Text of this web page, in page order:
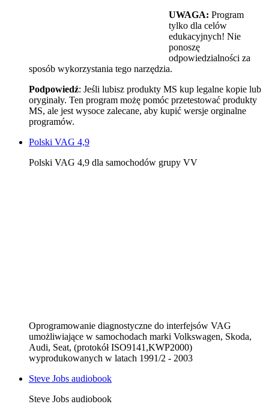
UWAGA: Program
tylko dla celów
edukacyjnych! Nie
ponoszę
odpowiedzialności za
sposób wykorzystania tego narzędzia.
Podpowiedź: Jeśli lubisz produkty MS kup legalne kopie lub
oryginały. Ten program możę pomóc przetestować produkty
MS, ale jest wysoce zalecane, aby kupić wersje orginalne
programów.
Polski VAG 4,9
Polski VAG 4,9 dla samochodów grupy VV
Oprogramowanie diagnostyczne do interfejsów VAG
umożliwiające w samochodach marki Volkswagen, Skoda,
Audi, Seat, (protokół ISO9141,KWP2000)
wyprodukowanych w latach 1991/2 - 2003
Steve Jobs audiobook
Steve Jobs audiobook